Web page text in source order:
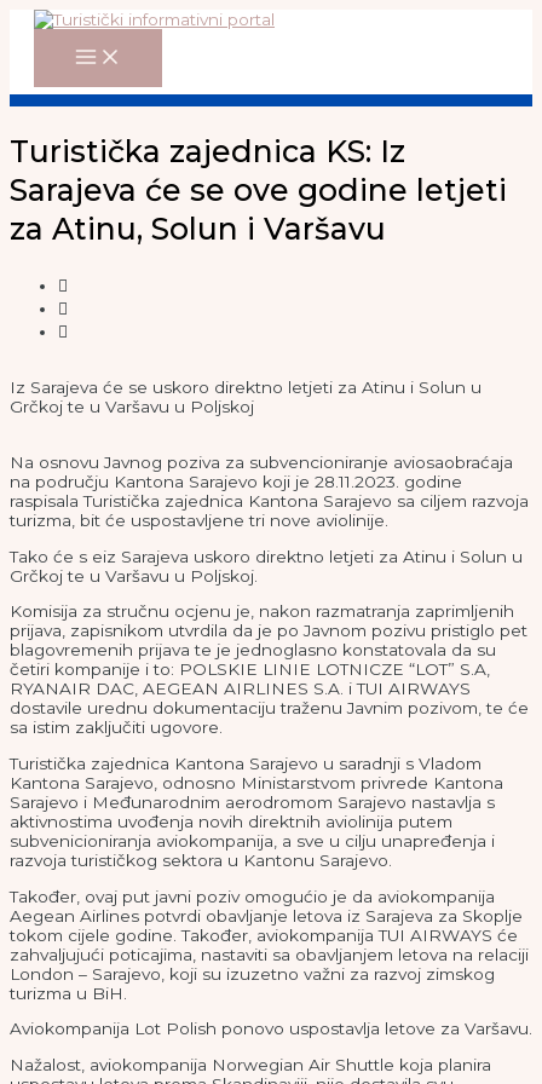
Skip
Menu
Turistička zajednica KS: Iz
Sarajeva će se ove godine letjeti
za Atinu, Solun i Varšavu
Iz Sarajeva će se uskoro direktno letjeti za Atinu i Solun u
Grčkoj te u Varšavu u Poljskoj
Na osnovu Javnog poziva za subvencioniranje aviosaobraćaja
na području Kantona Sarajevo koji je 28.11.2023. godine
raspisala Turistička zajednica Kantona Sarajevo sa ciljem razvoja
turizma, bit će uspostavljene tri nove aviolinije.
Tako će s eiz Sarajeva uskoro direktno letjeti za Atinu i Solun u
Grčkoj te u Varšavu u Poljskoj.
Komisija za stručnu ocjenu je, nakon razmatranja zaprimljenih
prijava, zapisnikom utvrdila da je po Javnom pozivu pristiglo pet
blagovremenih prijava te je jednoglasno konstatovala da su
četiri kompanije i to: POLSKIE LINIE LOTNICZE “LOT” S.A,
RYANAIR DAC, AEGEAN AIRLINES S.A. i TUI AIRWAYS
dostavile urednu dokumentaciju traženu Javnim pozivom, te će
sa istim zaključiti ugovore.
Turistička zajednica Kantona Sarajevo u saradnji s Vladom
Kantona Sarajevo, odnosno Ministarstvom privrede Kantona
Sarajevo i Međunarodnim aerodromom Sarajevo nastavlja s
aktivnostima uvođenja novih direktnih aviolinija putem
subvenicioniranja aviokompanija, a sve u cilju unapređenja i
razvoja turističkog sektora u Kantonu Sarajevo.
Također, ovaj put javni poziv omogućio je da aviokompanija
Aegean Airlines potvrdi obavljanje letova iz Sarajeva za Skoplje
tokom cijele godine. Također, aviokompanija TUI AIRWAYS će
zahvaljujući poticajima, nastaviti sa obavljanjem letova na relaciji
London – Sarajevo, koji su izuzetno važni za razvoj zimskog
turizma u BiH.
Aviokompanija Lot Polish ponovo uspostavlja letove za Varšavu.
Nažalost, aviokompanija Norwegian Air Shuttle koja planira